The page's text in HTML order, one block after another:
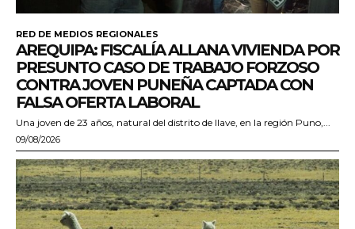
RED DE MEDIOS REGIONALES
AREQUIPA: FISCALÍA ALLANA VIVIENDA POR
PRESUNTO CASO DE TRABAJO FORZOSO
CONTRA JOVEN PUNEÑA CAPTADA CON
FALSA OFERTA LABORAL
Una joven de 23 años, natural del distrito de Ilave, en la región Puno,...
09/08/2026